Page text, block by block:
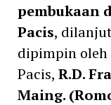
pembukaan
Pacis,
dipimpin oleh
Pacis, R.D.
Maing.